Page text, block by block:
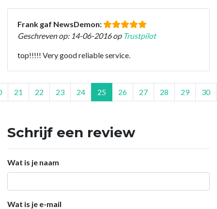
Frank gaf NewsDemon:
Geschreven op: 14-06-2016 op Trustpilot
top!!!!! Very good reliable service.
21 22 23 24 25 26 27 28 29 30
Schrijf een review
Wat is je naam
Wat is je e-mail